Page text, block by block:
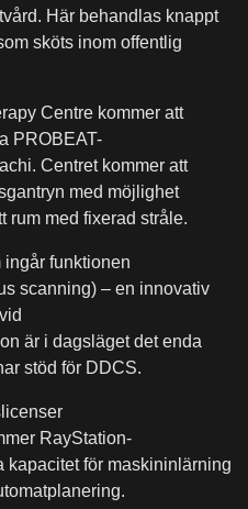
Här behandlas knappt
sköts inom offentlig
Centre kommer att
PROBEAT-
Centret kommer att
med möjlighet
rum med fixerad stråle.
ingår funktionen
scanning) – en innovativ
är i dagsläget det enda
stöd för DDCS.
RayStation-
kapacitet för maskininlärning